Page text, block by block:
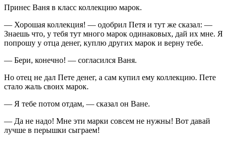
Принес Ваня в класс коллекцию марок.
— Хорошая коллекция! — одобрил Петя и тут же сказал: —
Знаешь что, у тебя тут много марок одинаковых, дай их мне. Я
попрошу у отца денег, куплю других марок и верну тебе.
— Бери, конечно! — согласился Ваня.
Но отец не дал Пете денег, а сам купил ему коллекцию. Пете
стало жаль своих марок.
— Я тебе потом отдам, — сказал он Ване.
— Да не надо! Мне эти марки совсем не нужны! Вот давай
лучше в перышки сыграем!